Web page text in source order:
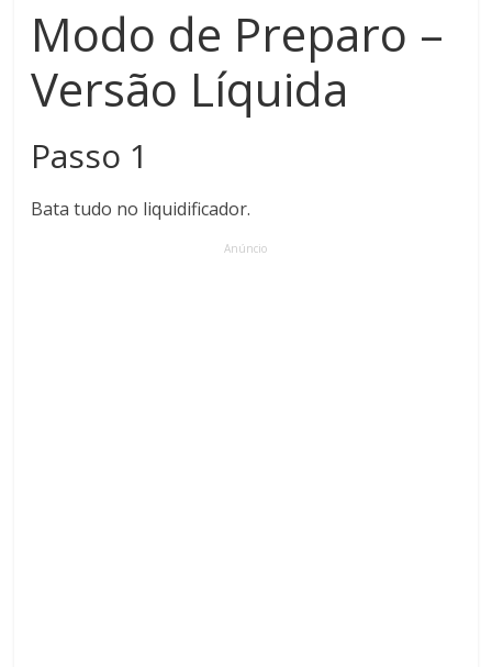
Modo de Preparo –
Versão Líquida
Passo 1
Bata tudo no liquidificador.
Anúncio